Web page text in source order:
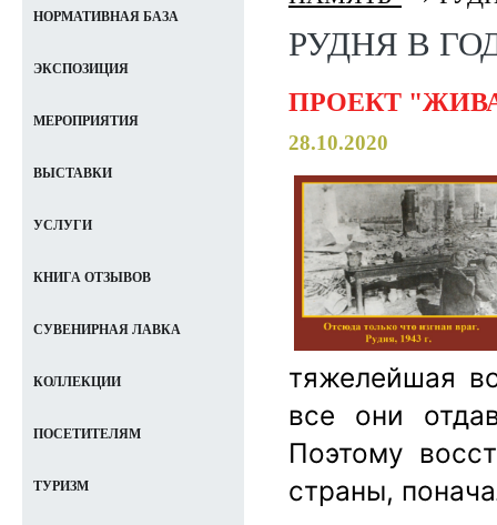
РУДНЯ В
ПРОЕКТ
28.10.2020
тяжелейшая
все они
Поэтому
страны,
НОРМАТИВНАЯ БАЗА
ЭКСПОЗИЦИЯ
МЕРОПРИЯТИЯ
ВЫСТАВКИ
УСЛУГИ
КНИГА ОТЗЫВОВ
СУВЕНИРНАЯ ЛАВКА
КОЛЛЕКЦИИ
ПОСЕТИТЕЛЯМ
ТУРИЗМ